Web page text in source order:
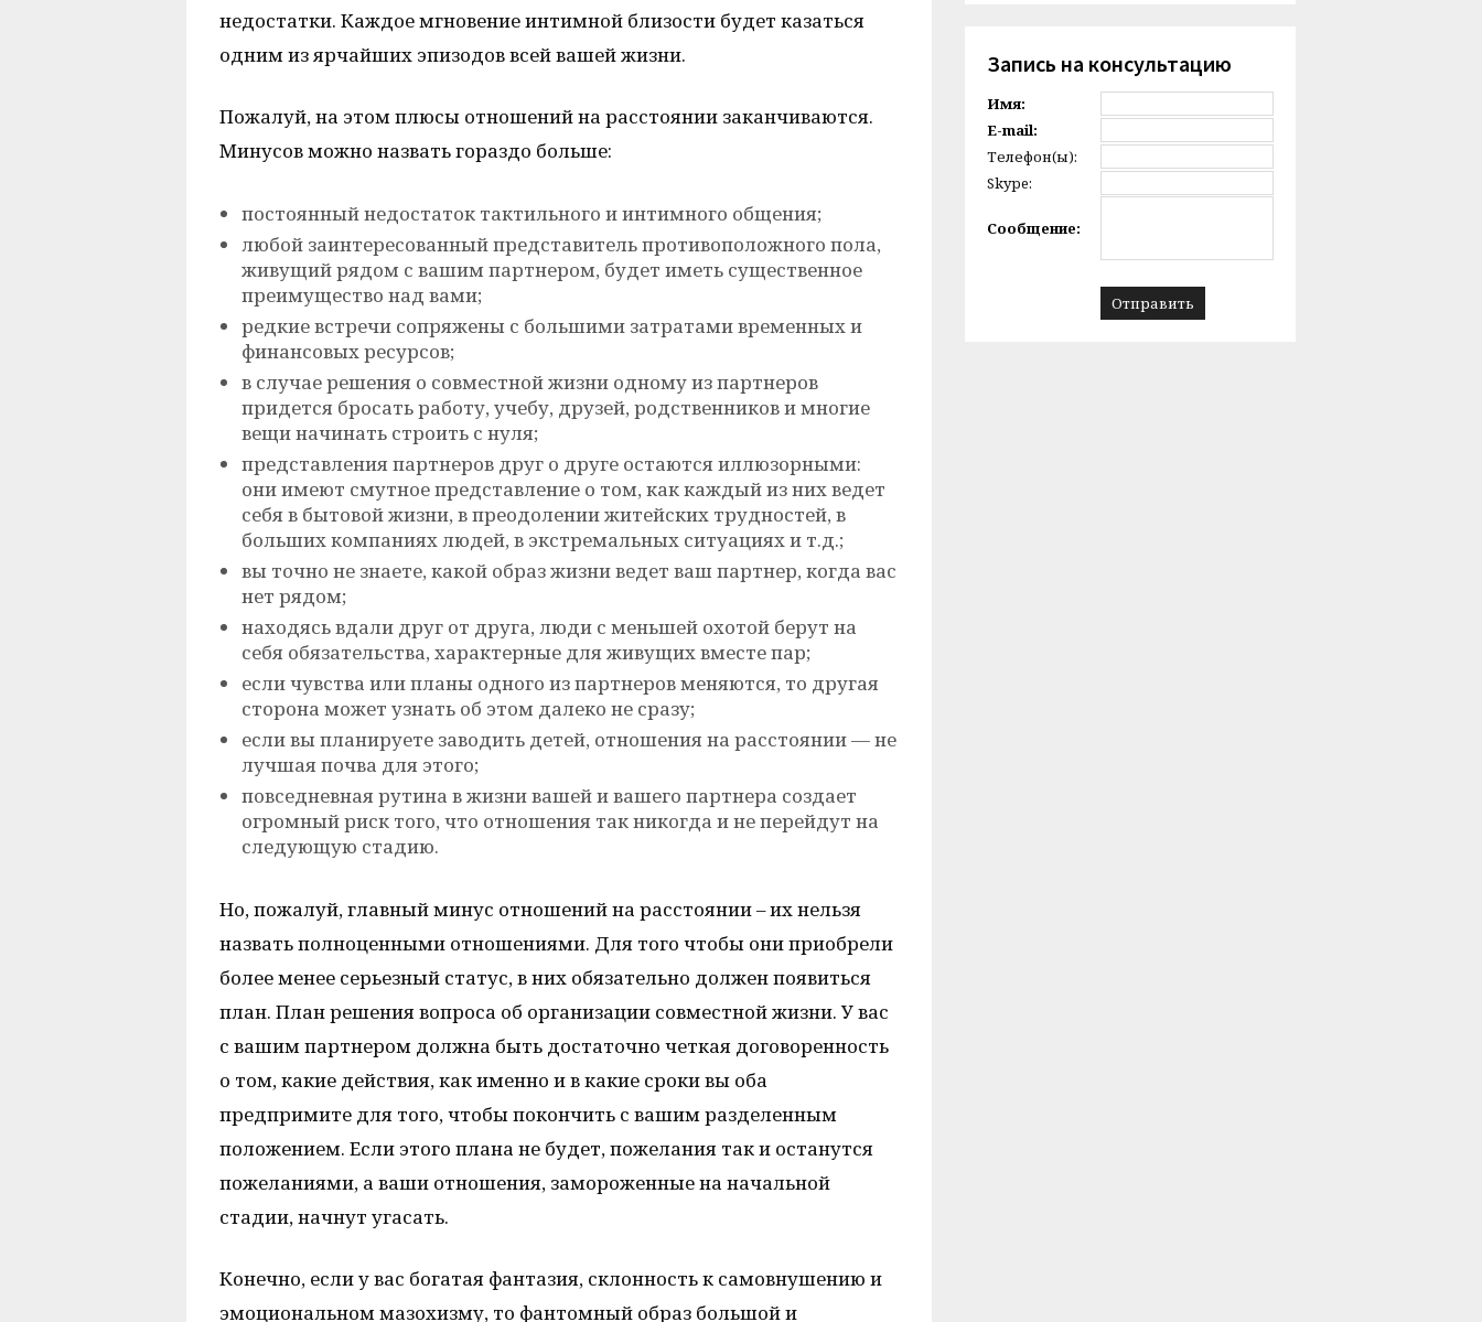
недостатки. Каждое мгновение интимной близости будет казаться
одним из ярчайших эпизодов всей вашей жизни.
Пожалуй, на этом плюсы отношений на расстоянии заканчиваются.
Минусов можно назвать гораздо больше:
постоянный недостаток тактильного и интимного общения;
любой заинтересованный представитель противоположного пола,
живущий рядом с вашим партнером, будет иметь существенное
преимущество над вами;
редкие встречи сопряжены с большими затратами временных и
финансовых ресурсов;
в случае решения о совместной жизни одному из партнеров
придется бросать работу, учебу, друзей, родственников и многие
вещи начинать строить с нуля;
представления партнеров друг о друге остаются иллюзорными:
они имеют смутное представление о том, как каждый из них ведет
себя в бытовой жизни, в преодолении житейских трудностей, в
больших компаниях людей, в экстремальных ситуациях и т.д.;
вы точно не знаете, какой образ жизни ведет ваш партнер, когда вас
нет рядом;
находясь вдали друг от друга, люди с меньшей охотой берут на
себя обязательства, характерные для живущих вместе пар;
если чувства или планы одного из партнеров меняются, то другая
сторона может узнать об этом далеко не сразу;
если вы планируете заводить детей, отношения на расстоянии — не
лучшая почва для этого;
повседневная рутина в жизни вашей и вашего партнера создает
огромный риск того, что отношения так никогда и не перейдут на
следующую стадию.
Но, пожалуй, главный минус отношений на расстоянии – их нельзя
назвать полноценными отношениями. Для того чтобы они приобрели
более менее серьезный статус, в них обязательно должен появиться
план. План решения вопроса об организации совместной жизни. У вас
с вашим партнером должна быть достаточно четкая договоренность
о том, какие действия, как именно и в какие сроки вы оба
предпримите для того, чтобы покончить с вашим разделенным
положением. Если этого плана не будет, пожелания так и останутся
пожеланиями, а ваши отношения, замороженные на начальной
стадии, начнут угасать.
Конечно, если у вас богатая фантазия, склонность к самовнушению и
эмоциональном мазохизму, то фантомный образ большой и
Запись на консультацию
Имя:
E-mail:
Телефон(ы):
Skype:
Сообщение: